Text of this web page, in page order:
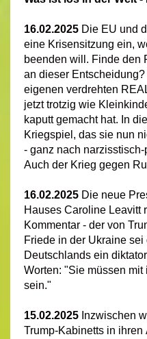
16.02.2025 Die EU und
eine Krisensitzung ein,
beenden will. Finde den
an dieser
eigenen verdrehten
jetzt trotzig wie
kaputt gemacht hat. In
Kriegspiel, das sie nun
- ganz nach
Auch der Krieg gegen
16.02.2025 Die neue
Hauses Caroline Leavitt
Kommentar - der von
Friede in der Ukraine
Deutschlands ein
Worten: "Sie müssen
sein."
15.02.2025 Inzwischen
Trump-Kabinetts in ihren